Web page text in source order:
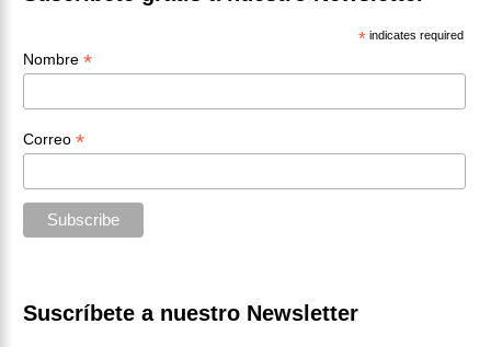
* indicates required
Nombre *
Correo *
Suscríbete a nuestro Newsletter